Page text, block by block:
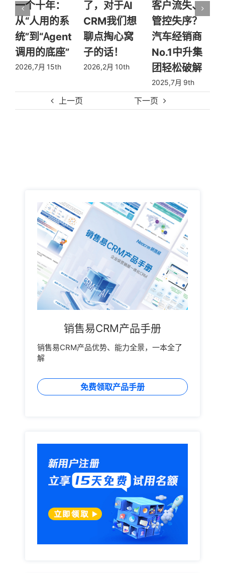
上一页 下一页
一个十年：
从“人用的系
统”到“Agent
调用的底座”
2026,7月 15th
了，对于AI
CRM我们想
聊点掏心窝
子的话！
2026,2月 10th
客户流失、
管控失序？
汽车经销商
No.1中升集
团轻松破解
2025,7月 9th
销售易CRM产品手册
销售易CRM产品优势、能力全景，一本全了
解
免费领取产品手册